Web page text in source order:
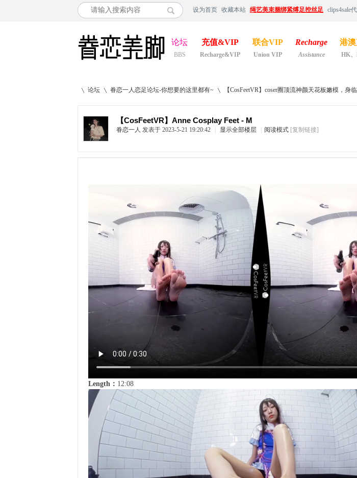
设为首页 收藏本站 绳艺美束捆绑紧缚足控丝足 clips4sale
论坛
BBS
充值&VIP
Recharge&VIP
联合VIP
Union VIP
Recharge
Assistance
港
HK
论坛
›
眷恋一人恋足论坛-你想要的这里都有~
›
【CosFeetVR】coser圈顶流神颜天花板嫩模，身
【CosFeetVR】Anne Cosplay Feet - M
眷恋一人 发表于 2023-5-21 19:20:42 显示全部楼层 阅读模式 [复制链接]
Length： 12:08